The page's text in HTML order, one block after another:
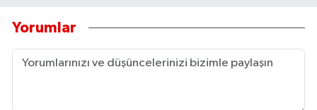
Yorumlar